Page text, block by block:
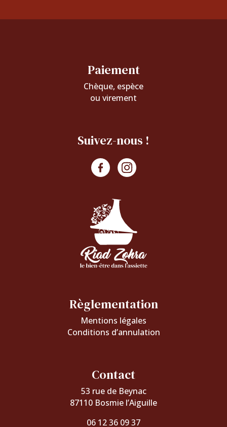
Paiement
Chèque, espèce
ou virement
Suivez-nous !
Règlementation
Mentions légales
Conditions d’annulation
Contact
53 rue de Beynac
87110 Bosmie l’Aiguille
06 12 36 09 37